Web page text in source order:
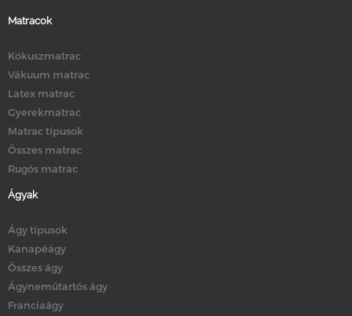
Matracok
Kókuszmatrac
Vákuum matrac
Latex matrac
Gyerekmatrac
Matrac típusok
Összes matrac
Rugós matrac
Ágyak
Ágy típusok
Kanapéágy
Összes ágy
Ágyneműtartós ágy
Franciaágy